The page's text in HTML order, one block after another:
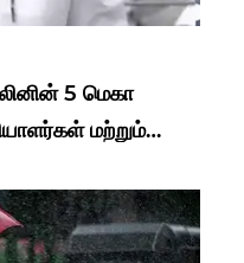
5 மெகா
மற்றும்